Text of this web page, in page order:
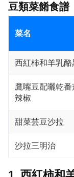
豆類菜餚食譜
菜名
西紅柿和羊乳酪
鷹嘴豆配曬乾番
辣椒
甜菜芸豆沙拉
沙拉三明治